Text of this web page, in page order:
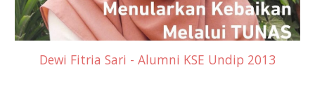
Dewi Fitria Sari - Alumni KSE Undip 2013